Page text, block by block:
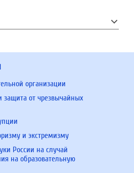
организации
защита от чрезвычайных
и экстремизму
России на случай
на образовательную